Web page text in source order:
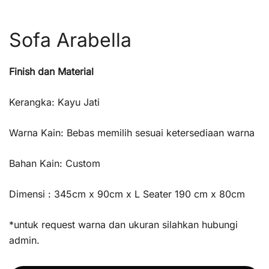
Sofa Arabella
Finish dan Material
Kerangka: Kayu Jati
Warna Kain: Bebas memilih sesuai ketersediaan warna
Bahan Kain: Custom
Dimensi : 345cm x 90cm x L Seater 190 cm x 80cm
*untuk request warna dan ukuran silahkan hubungi
admin.